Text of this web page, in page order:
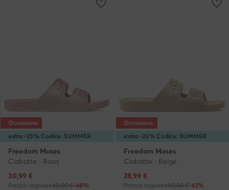
extra -25% Codice: SUMMER
Occasione
Freedom Moses
Ciabatte · Rosa
Prezzo attuale
30,99 €
Prezzo regolare60,00 €-48%
extra -25% Codice: SUMMER
Occasione
Freedom Moses
Ciabatte · Beige
Prezzo attuale
28,99 €
Prezzo regolare50,00 €-42%